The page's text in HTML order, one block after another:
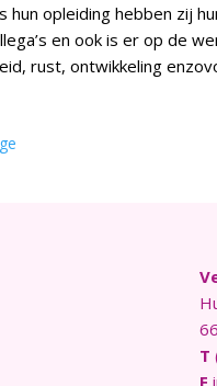
hun opleiding hebben zij
en ook is er op de
rust, ontwikkeling
T
E